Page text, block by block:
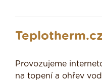
Provozujeme
na topení a ohřev